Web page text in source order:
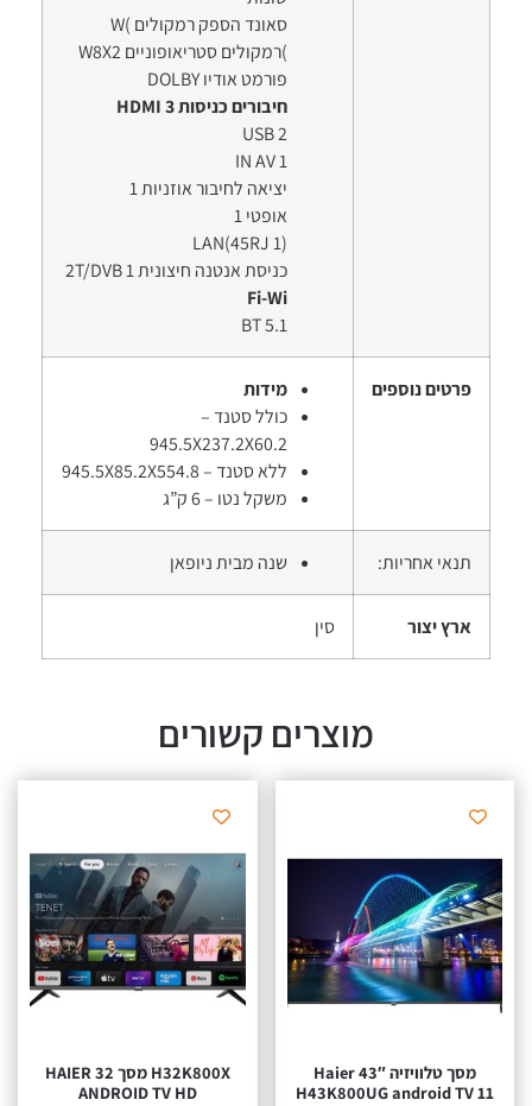
סאונד הספק רמקולים )W
)רמקולים סטריאופוניים W8X2
פורמט אודיו DOLBY
חיבורים כניסות HDMI 3
USB 2
IN AV 1
יציאה לחיבור אוזניות 1
אופטי 1
(LAN(45RJ 1
כניסת אנטנה חיצונית 2T/DVB 1
Fi-Wi
BT 5.1
פרטים נוספים
מידות
כולל סטנד –
945.5X237.2X60.2
ללא סטנד – 945.5X85.2X554.8
משקל נטו – 6 ק”ג
תנאי אחריות: שנה מבית ניופאן
ארץ יצור סין
מוצרים קשורים
מסך טלוויזיה 43″ Haier
H43K800UG android TV 11
H32K800X מסך 32 HAIER
ANDROID TV HD